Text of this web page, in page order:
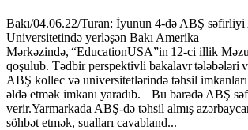
Bakı/04.06.22/Turan: İyunun 4-də ABŞ
Universitetində yerləşən Bakı Amerika
Mərkəzində, “EducationUSA”in 12-ci illik
qoşulub. Tədbir perspektivli bakalavr tələbələri
ABŞ kollec və universitetlərində təhsil imkanları
əldə etmək imkanı yaradıb. Bu barədə ABŞ
verir.Yarmarkada ABŞ-də təhsil almış
söhbət etmək, sualları cavabland...